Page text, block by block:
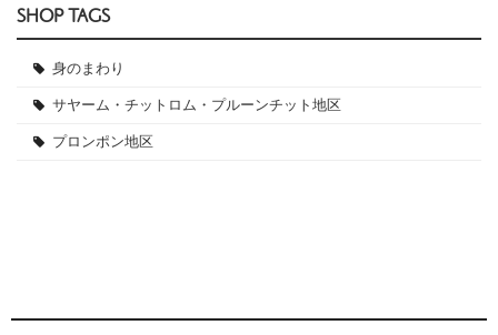
SHOP TAGS
身のまわり
サヤーム・チットロム・プルーンチット地区
プロンポン地区